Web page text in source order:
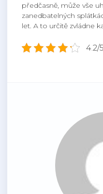
předčasně, může vše
zanedbatelných
let. A to určitě zvládne
4.2/